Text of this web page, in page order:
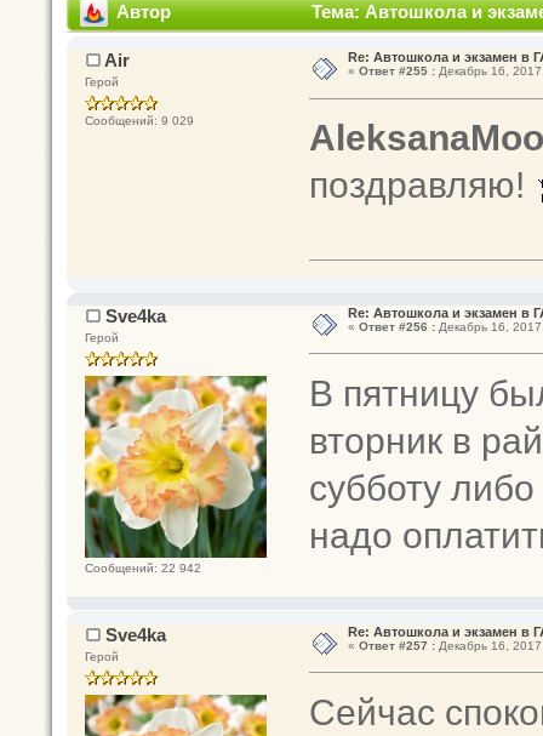
Автор Тема: Автошкола и
Air
Герой
Сообщений: 9 029
Re: Автошкола и экзамен в
« Ответ #255 :Декабрь 16,
поздравляю!
Sve4ka
Герой
Сообщений: 22 942
Re: Автошкола и экзамен в
« Ответ #256 :Декабрь 16,
В пятницу
вторник в
субботу
надо
Sve4ka
Герой
Re: Автошкола и экзамен в
« Ответ #257 :Декабрь 16,
Сейчас